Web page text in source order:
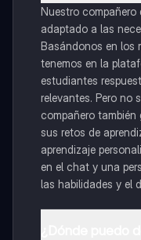
Nuestro
adaptado a las
Basándonos en los
tenemos en la
estudiantes
relevantes. Pero no
compañero
sus retos de
aprendizaje
en el chat y una
las habilidades y el